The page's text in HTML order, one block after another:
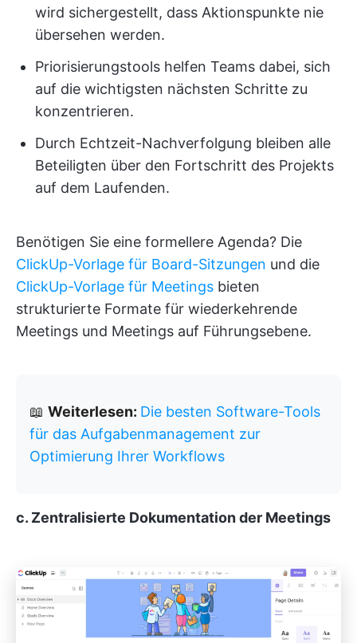
wird sichergestellt, dass Aktionspunkte nie
übersehen werden.
Priorisierungstools helfen Teams dabei, sich
auf die wichtigsten nächsten Schritte zu
konzentrieren.
Durch Echtzeit-Nachverfolgung bleiben alle
Beteiligten über den Fortschritt des Projekts
auf dem Laufenden.
Benötigen Sie eine formellere Agenda? Die
ClickUp-Vorlage für Board-Sitzungen und die
ClickUp-Vorlage für Meetings bieten
strukturierte Formate für wiederkehrende
Meetings und Meetings auf Führungsebene.
📖 Weiterlesen: Die besten Software-Tools
für das Aufgabenmanagement zur
Optimierung Ihrer Workflows
c. Zentralisierte Dokumentation der Meetings